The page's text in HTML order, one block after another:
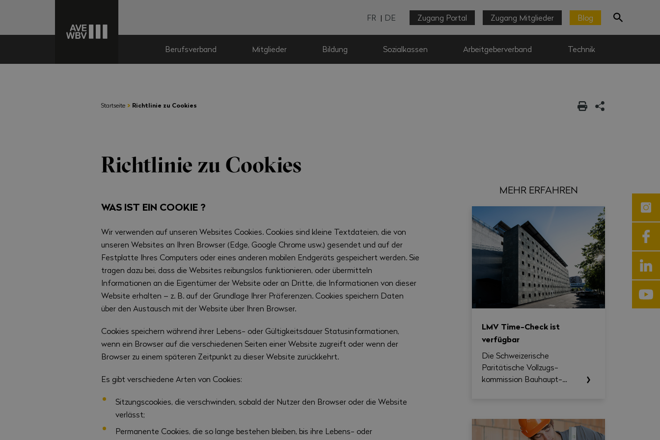
FR DE Zugang Portal Zugang Mitglieder Blog
Berufsverband Mitglieder Bildung Sozialkassen Arbeitgeberverband Technik
Startseite › Richtlinie zu Cookies
Richtlinie zu Cookies
WAS IST EIN COOKIE ?
Wir verwenden auf unseren Websites Cookies. Cookies sind kleine Textdateien, die von
unseren Websites an Ihren Browser (Edge, Google Chrome usw.) gesendet und auf der
Festplatte Ihres Computers oder eines anderen mobilen Endgeräts gespeichert werden. Sie
tragen dazu bei, dass die Websites reibungslos funktionieren, oder übermitteln
Informationen an die Eigentümer der Website oder an Dritte, die Informationen von dieser
Website erhalten – z. B. auf der Grundlage Ihrer Präferenzen. Cookies speichern Daten
über den Austausch mit der Website über Ihren Browser.
Cookies speichern während ihrer Lebens- oder Gültigkeitsdauer Statusinformationen,
wenn ein Browser auf die verschiedenen Seiten einer Website zugreift oder wenn der
Browser zu einem späteren Zeitpunkt zu dieser Website zurückkehrt.
Es gibt verschiedene Arten von Cookies:
Sitzungscookies, die verschwinden, sobald der Nutzer den Browser oder die Website
verlässt;
Permanente Cookies, die so lange bestehen bleiben, bis ihre Lebens- oder
MEHR ERFAHREN
LMV Time-Check ist
verfügbar
Die Schweizerische
Paritätische Vollzugs­
kommission Bau­haupt­
Berufskommissionen ab
sofort das LMV Time-Check